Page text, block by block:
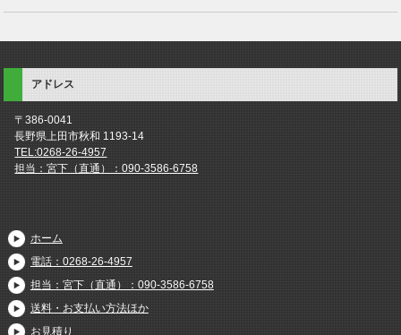
アドレス
〒386-0041
長野県上田市秋和 1193-14
TEL:0268-26-4957
担当：宮下（直通）：090-3586-6758
ホーム
電話：0268-26-4957
担当：宮下（直通）：090-3586-6758
送料・お支払い方法ほか
お見積り